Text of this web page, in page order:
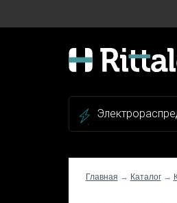
Главная → Каталог→